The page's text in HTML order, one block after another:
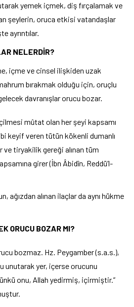
yemek içmek, diş fırçalamak ve
şeylerin, oruca etkisi vatandaşlar
ayrıntılar.
NELERDİR?
içme ve cinsel ilişkiden uzak
bırakmak olduğu için, oruçlu
davranışlar orucu bozar.
mûtat olan her şeyi kapsamı
keyif veren tütün kökenli dumanlı
ve tiryakilik gereği alınan tüm
girer (İbn Âbidîn, Reddü’l-
ağızdan alınan ilaçlar da aynı hükme
ORUCU BOZAR MI?
bozmaz. Hz. Peygamber (s.a.s.),
unutarak yer, içerse orucunu
onu, Allah yedirmiş, içirmiştir.”